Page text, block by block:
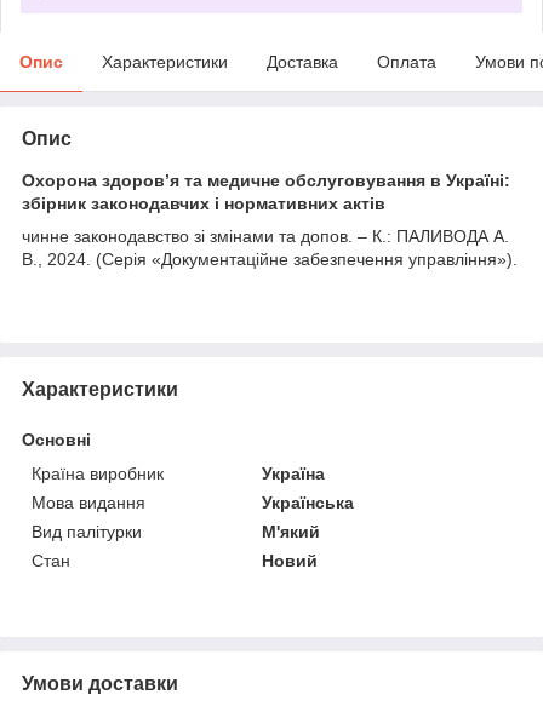
Опис Характеристики Доставка Оплата Умови
Опис
Охорона здоров’я та медичне обслуговування в Україні:
збірник законодавчих і нормативних актів
чинне законодавство зі змінами та допов. – К.: ПАЛИВОДА А.
В., 2024. (Серія «Документаційне забезпечення управління»).
Характеристики
Основні
Країна виробник
Україна
Мова видання
Українська
Вид палітурки
М'який
Стан
Новий
Умови доставки